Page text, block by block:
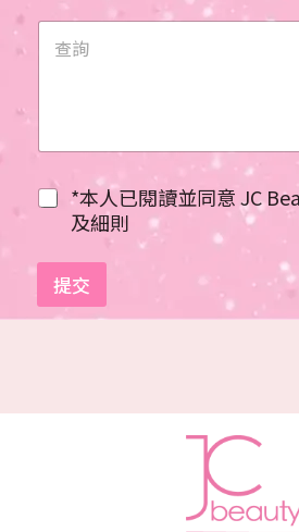
i
t
a
s
+
1
*本人已閱讀並同意 JC
及細則
提交